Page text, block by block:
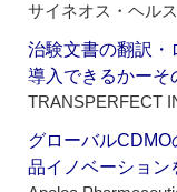
サイネオス・ヘル
治験文書の翻訳・
導入できるかーそ
TRANSPERFECT
グローバル
品イノベーション